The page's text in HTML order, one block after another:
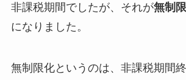
非課税期間でしたが、それが無制
になりました。
無制限化というのは、非課税期間